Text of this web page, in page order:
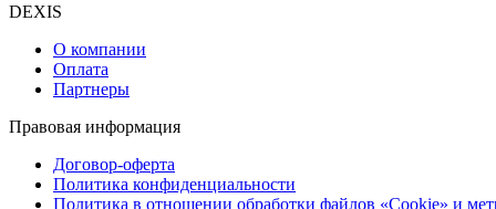
DEXIS
О компании
Оплата
Партнеры
Правовая информация
Договор-оферта
Политика конфиденциальности
Политика в отношении обработки файлов «Cookie» и